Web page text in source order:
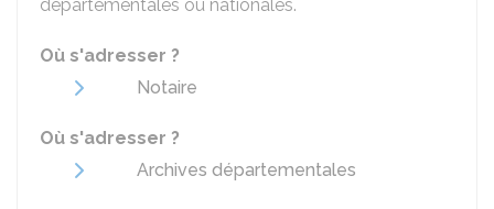
départementales ou nationales.
Où s'adresser ?
Notaire
Où s'adresser ?
Archives départementales